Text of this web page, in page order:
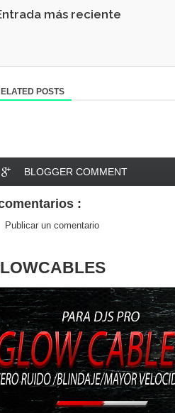
más reciente
POSTS
BLOGGER COMMENT
:
Publicar un comentario